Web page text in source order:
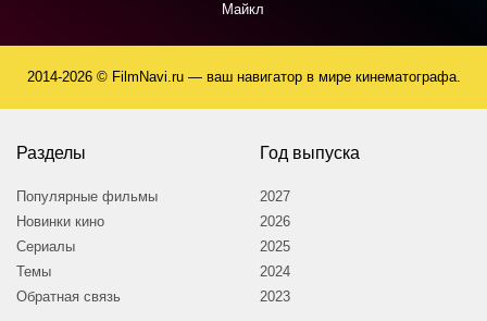
Майкл
2014-2026 © FilmNavi.ru — ваш навигатор в мире кинематографа.
Разделы
Популярные фильмы
Новинки кино
Сериалы
Темы
Обратная связь
Год выпуска
2027
2026
2025
2024
2023